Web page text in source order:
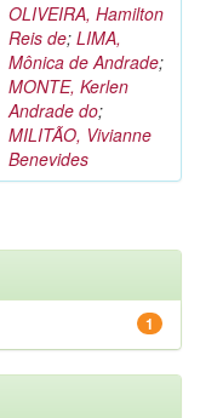
OLIVEIRA, Hamilton
Reis de; LIMA,
Mônica de Andrade;
MONTE, Kerlen
Andrade do;
MILITÃO, Vivianne
Benevides
1